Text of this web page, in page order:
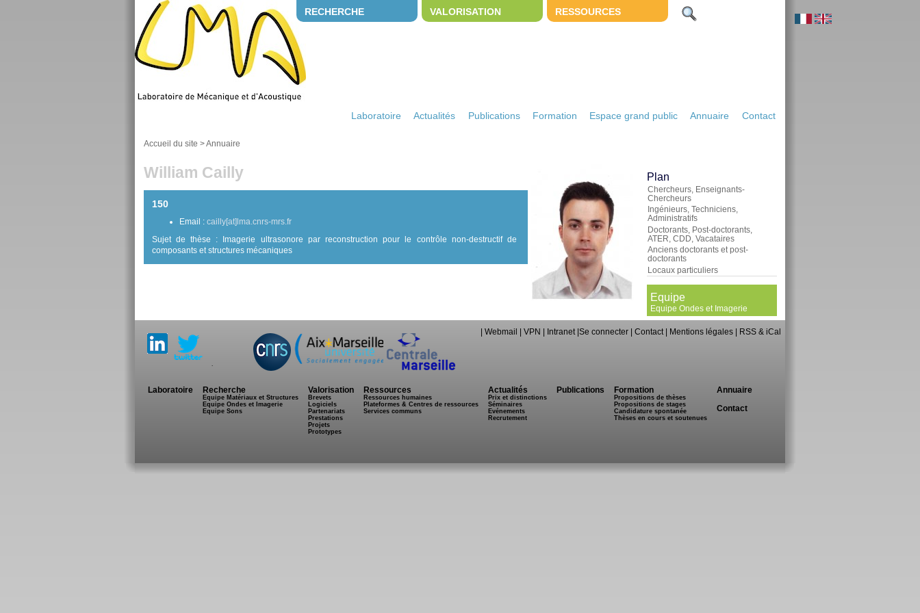
RECHERCHE VALORISATION RESSOURCES
Laboratoire Actualités Publications Formation Espace grand public Annuaire Contact
Accueil du site >Annuaire
William Cailly
150
Email : cailly[at]lma.cnrs-mrs.fr
Sujet de thèse : Imagerie ultrasonore par reconstruction pour le contrôle non-destructif de
composants et structures mécaniques
Plan
Chercheurs, Enseignants-
Chercheurs
Ingénieurs, Techniciens,
Administratifs
Doctorants, Post-doctorants,
ATER, CDD, Vacataires
Anciens doctorants et post-
doctorants
Locaux particuliers
Equipe
Equipe Ondes et Imagerie
.
|Webmail |VPN Intranet |Se connecter |Contact Mentions légales RSS & iCal
Laboratoire Recherche
Equipe Matériaux et Structures
Equipe Ondes et Imagerie
Equipe Sons
Valorisation
Brevets
Logiciels
Partenariats
Prestations
Projets
Prototypes
Ressources
Ressources humaines
Plateformes & Centres de ressources
Services communs
Actualités
Prix et distinctions
Séminaires
Evénements
Recrutement
Publications Formation
Propositions de thèses
Propositions de stages
Candidature spontanée
Thèses en cours et soutenues
Annuaire
Contact